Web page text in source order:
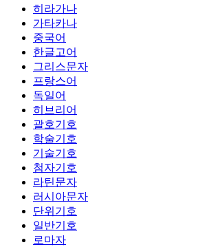
히라가나
가타카나
중국어
한글고어
그리스문자
프랑스어
독일어
히브리어
괄호기호
학술기호
기술기호
첨자기호
라틴문자
러시아문자
단위기호
일반기호
로마자